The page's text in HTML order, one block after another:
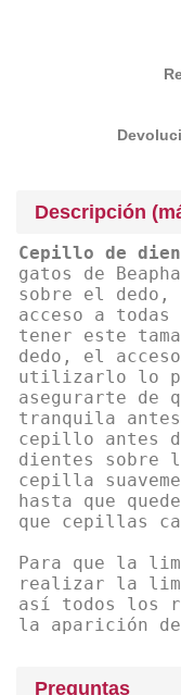
Descripción
Cepillo de
gatos de
sobre el
acceso a
tener este
dedo, el
utilizarlo lo
asegurarte de
tranquila antes
cepillo antes
dientes sobre
cepilla
hasta que
que cepillas
Para que la
realizar la
así todos los
la aparición
Preguntas